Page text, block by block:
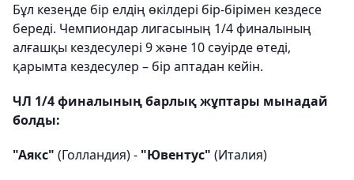
Бұл кезеңде бір елдің өкілдері бір-бірімен кездесе
береді. Чемпиондар лигасының 1/4 финалының
алғашқы кездесулері 9 және 10 сәуірде өтеді,
қарымта кездесулер – бір аптадан кейін.
ЧЛ 1/4 финалының барлық жұптары мынадай
болды:
"Аякс" (Голландия) - "Ювентус" (Италия)